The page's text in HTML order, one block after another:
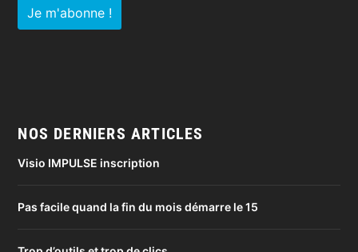
NOS DERNIERS ARTICLES
Visio IMPULSE inscription
Pas facile quand la fin du mois démarre le 15